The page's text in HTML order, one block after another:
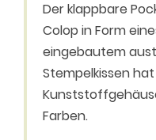
Der klappbare
Colop in Form
eingebautem
Stempelkissen
Farben.